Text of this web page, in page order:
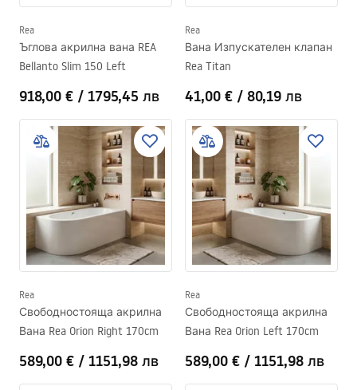
Rea
Ъглова акрилна вана REA
Bellanto Slim 150 Left
918,00 € / 1795,45 лв
Rea
Вана Изпускателен клапан
Rea Titan
41,00 € / 80,19 лв
Rea
Свободностояща акрилна
Вана Rea Orion Right 170cm
589,00 € / 1151,98 лв
Rea
Свободностояща акрилна
Вана Rea Orion Left 170cm
589,00 € / 1151,98 лв